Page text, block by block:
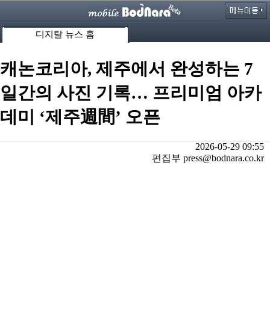
디지탈 뉴스 홈
캐논코리아, 제주에서 완성하는 7
일간의 사진 기록… 프리미엄 아카
데미 ‘제주週間’ 오픈
2026-05-29 09:55
편집부 press@bodnara.co.kr